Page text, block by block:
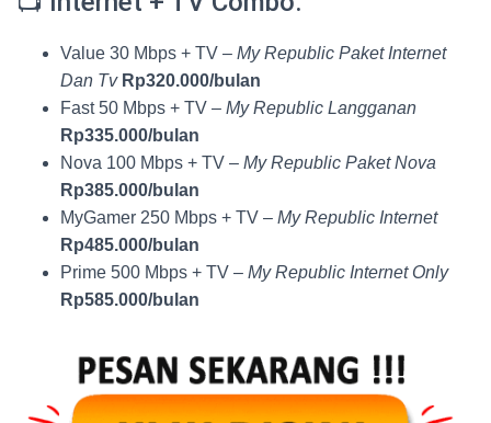
Value 30 Mbps + TV – My Republic Paket Internet
Dan Tv Rp320.000/bulan
Fast 50 Mbps + TV – My Republic Langganan
Rp335.000/bulan
Nova 100 Mbps + TV – My Republic Paket Nova
Rp385.000/bulan
MyGamer 250 Mbps + TV – My Republic Internet
Rp485.000/bulan
Prime 500 Mbps + TV – My Republic Internet Only
Rp585.000/bulan